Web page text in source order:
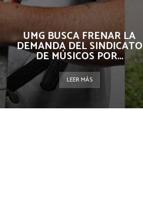
UMG BUSCA FRENAR LA
DEMANDA DEL SINDICATO
DE MÚSICOS POR...
LEER MÁS